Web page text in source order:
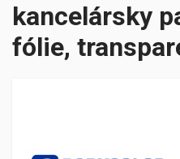
kancelársky
fólie,